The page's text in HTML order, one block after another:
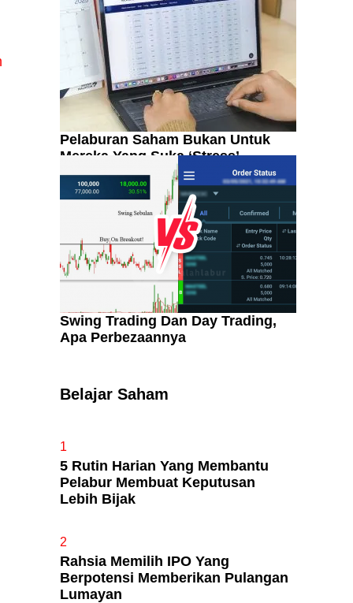
Pelaburan Saham Bukan Untuk
Mereka Yang Suka ‘Stress’
Swing Trading Dan Day Trading,
Apa Perbezaannya
Belajar Saham
1
5 Rutin Harian Yang Membantu
Pelabur Membuat Keputusan
Lebih Bijak
2
Rahsia Memilih IPO Yang
Berpotensi Memberikan Pulangan
Lumayan
Kenali Franchisee Disebalik
Yang Selalu Sifu Saham Sebut
Tu?